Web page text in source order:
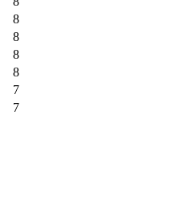
8
8
8
8
7
7